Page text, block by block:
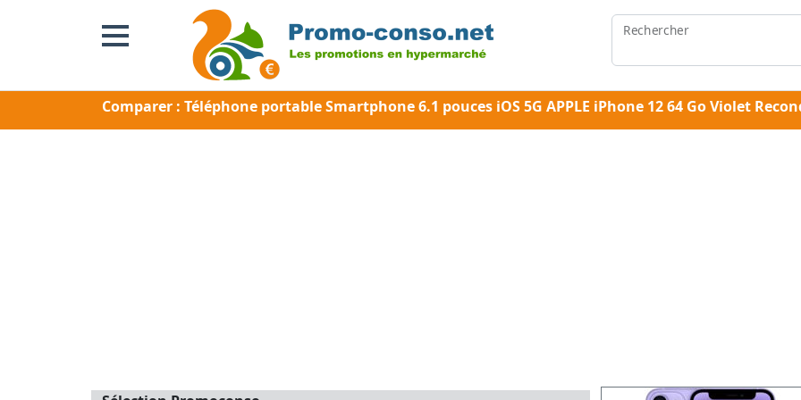
Rechercher
Comparer : Téléphone portable Smartphone 6.1 pouces iOS 5G APPLE iPhone 12 64 Go Violet